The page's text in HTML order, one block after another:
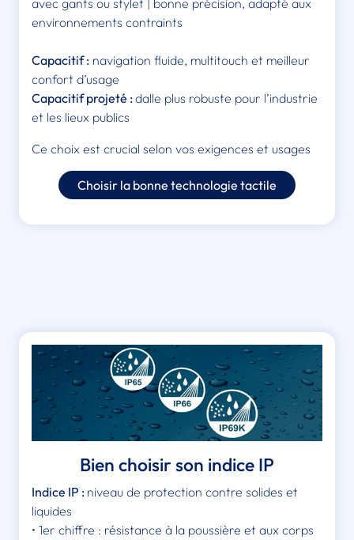
environnements contraints
Capacitif : navigation fluide, multitouch et meilleur
confort d’usage
Capacitif projeté :dalle plus robuste pour l’industrie
et les lieux publics
Ce choix est crucial selon vos exigences et usages
Choisir la bonne technologie tactile
Bien choisir son indice IP
Indice IP : niveau de protection contre solides et
liquides
• 1er chiffre : résistance à la poussière et aux corps